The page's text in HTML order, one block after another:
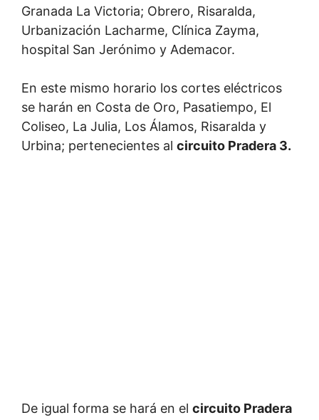
Granada La Victoria; Obrero, Risaralda,
Urbanización Lacharme, Clínica Zayma,
hospital San Jerónimo y Ademacor.
En este mismo horario los cortes eléctricos
se harán en Costa de Oro, Pasatiempo, El
Coliseo, La Julia, Los Álamos, Risaralda y
Urbina; pertenecientes al circuito Pradera 3.
De igual forma se hará en el circuito Pradera